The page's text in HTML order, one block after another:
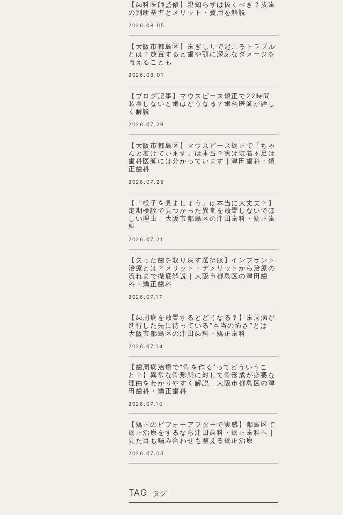
【歯科医師監修】親知らずは抜くべき？抜歯
の判断基準とメリット・費用を解説
2026.08.05
【大阪市都島区】歯ぎしりで起こるトラブル
とは？放置すると歯や顎に深刻なダメージを
与えることも
2026.08.01
【ブログ記事】マウスピース矯正で22時間
装着しないと歯はどうなる？歯科医師が詳し
く解説
2026.07.29
【大阪市都島区】マウスピース矯正で「ちゃ
んと着けています」は本当？実は装着不足は
歯科医師には分かっています｜津田歯科・矯
正歯科
2026.07.25
【「様子を見ましょう」は本当に大丈夫？】
定期検診で見つかった異常を放置しないでほ
しい理由｜大阪市都島区の津田歯科・矯正歯
科
2026.07.21
【失った歯を取り戻す選択肢】インプラント
治療とは？メリット・デメリットから治療の
流れまで徹底解説｜大阪市都島区の津田歯
科・矯正歯科
2026.07.17
【歯周病を放置するとどうなる？】歯周病が
進行した先に待っている“本当の怖さ”とは｜
大阪市都島区の津田歯科・矯正歯科
2026.07.14
【歯周病治療で“骨を作る”ってどういうこ
と？】異常な骨形態に対して骨形成が必要な
理由をわかりやすく解説｜大阪市都島区の津
田歯科・矯正歯科
2026.07.10
【矯正のビフォーアフターで実感】都島区で
矯正治療をするなら津田歯科・矯正歯科へ｜
見た目も噛み合わせも整える矯正治療
2026.07.03
TAG タグ